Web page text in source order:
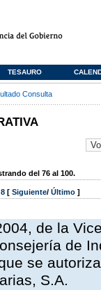
TESAURO
Consulta
del 76 al 100.
8 [ Siguiente/ Último ]
de la
de
se
S.A.